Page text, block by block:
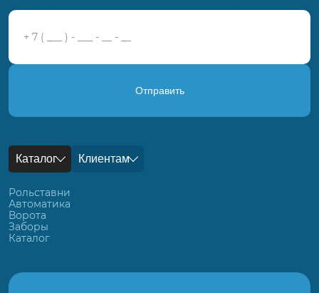
Отправить
Каталог Клиентам
Рольставни
Автоматика
Ворота
Заборы
Каталог